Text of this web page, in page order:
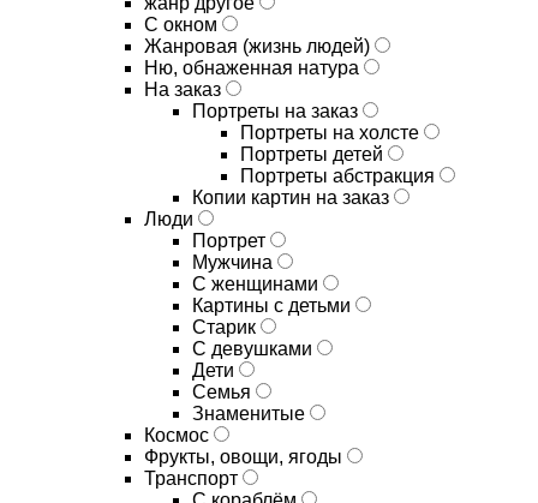
С окном
Жанровая (жизнь людей)
Ню, обнаженная натура
На заказ
Портреты на заказ
Портреты на холсте
Портреты детей
Портреты абстракция
Копии картин на заказ
Люди
Портрет
Мужчина
С женщинами
Картины с детьми
Старик
С девушками
Дети
Семья
Знаменитые
Космос
Фрукты, овощи, ягоды
Транспорт